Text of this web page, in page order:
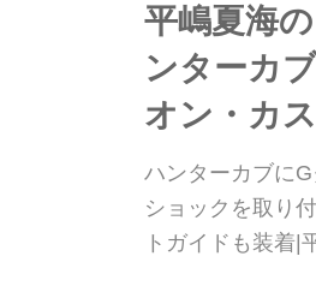
平嶋夏海
ンターカ
オン・カ
ハンターカブに
ショックを取り
トガイドも装着|